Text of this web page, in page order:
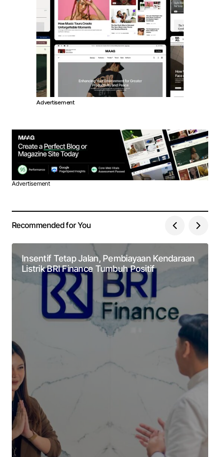
Advertisement
Advertisement
Recommended for You
Insentif Tetap Jalan, Pembiayaan Kendaraan
Listrik BRI Finance Tumbuh Positif